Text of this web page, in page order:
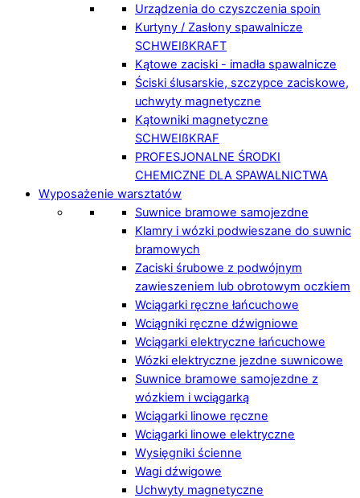
Urządzenia do czyszczenia spoin
Kurtyny / Zasłony spawalnicze
SCHWEIßKRAFT
Kątowe zaciski - imadła spawalnicze
Ściski ślusarskie, szczypce zaciskowe,
uchwyty magnetyczne
Kątowniki magnetyczne
SCHWEIßKRAF
PROFESJONALNE ŚRODKI
CHEMICZNE DLA SPAWALNICTWA
Wyposażenie warsztatów
Suwnice bramowe samojezdne
Klamry i wózki podwieszane do suwnic
bramowych
Zaciski śrubowe z podwójnym
zawieszeniem lub obrotowym oczkiem
Wciągarki ręczne łańcuchowe
Wciągniki ręczne dźwigniowe
Wciągarki elektryczne łańcuchowe
Wózki elektryczne jezdne suwnicowe
Suwnice bramowe samojezdne z
wózkiem i wciągarką
Wciągarki linowe ręczne
Wciągarki linowe elektryczne
Wysięgniki ścienne
Wagi dźwigowe
Uchwyty magnetyczne